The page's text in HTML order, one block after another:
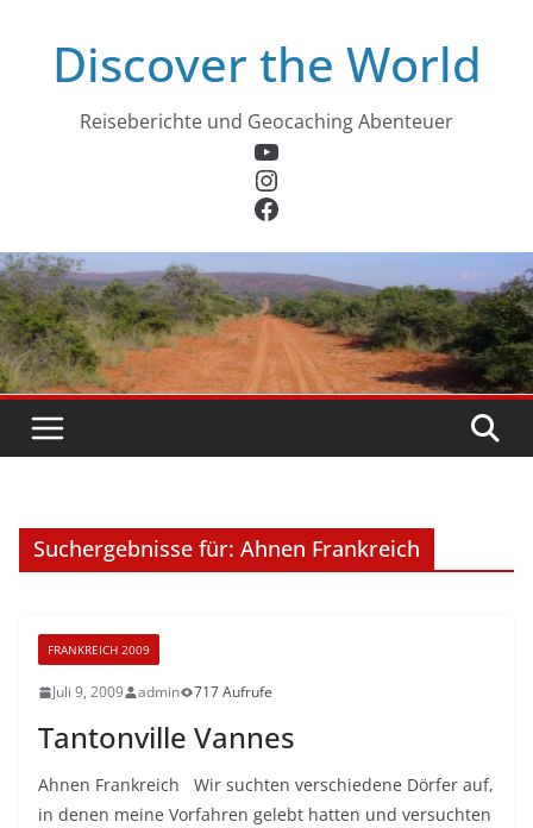
springenDiscover the World
Reiseberichte und Geocaching Abenteuer
YouTube
Instagram
Facebook
Suchergebnisse für: Ahnen Frankreich
FRANKREICH 2009
Juli 9, 2009 admin 717 Aufrufe
Tantonville Vannes
Ahnen Frankreich Wir suchten verschiedene Dörfer auf,
in denen meine Vorfahren gelebt hatten und versuchten